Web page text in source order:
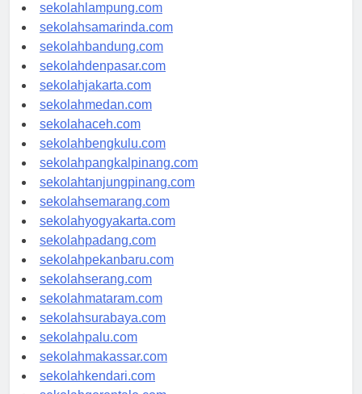
sekolahlampung.com
sekolahsamarinda.com
sekolahbandung.com
sekolahdenpasar.com
sekolahjakarta.com
sekolahmedan.com
sekolahaceh.com
sekolahbengkulu.com
sekolahpangkalpinang.com
sekolahtanjungpinang.com
sekolahsemarang.com
sekolahyogyakarta.com
sekolahpadang.com
sekolahpekanbaru.com
sekolahserang.com
sekolahmataram.com
sekolahsurabaya.com
sekolahpalu.com
sekolahmakassar.com
sekolahkendari.com